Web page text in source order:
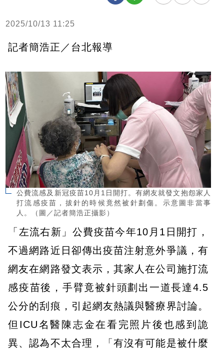
2025/10/13 11:25
記者簡浩正／台北報導
公費流感及新冠疫苗10月1日開打。有網友就發文抱怨家人
打流感疫苗，拔針的時候竟然被針劃傷。示意圖非當事
人。（圖／記者簡浩正攝影）
「左流右新」公費疫苗今年10月1日開打，
不過網路近日卻傳出疫苗注射意外爭議，有
網友在網路發文表示，其家人在公司施打流
感疫苗後，手臂竟被針頭劃出一道長達4.5
公分的刮痕，引起網友熱議與醫療界討論。
但ICU名醫陳志金在看完照片後也感到詭
異、認為不太合理，「有沒有可能是被什麼